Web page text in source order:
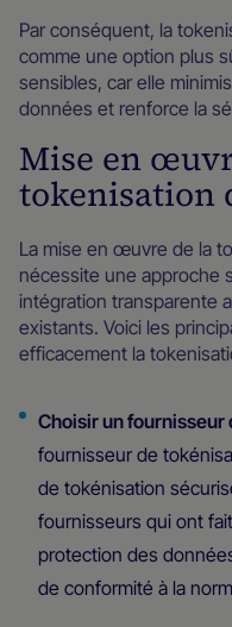
Par conséquent, la
comme une option plus
sensibles, car elle
données et renforce la
Mise en
tokenisation
La mise en œuvre de la
nécessite une approche
intégration transparente
existants. Voici les
efficacement la
Choisir un fournisseur
fournisseur de
de tokénisation
fournisseurs qui ont
protection des
de conformité à la